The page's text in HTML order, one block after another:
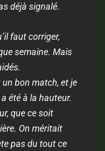
déjà signalé.
faut corriger,
semaine. Mais
un bon match, et je
été à la hauteur.
que ce soit
On méritait
pas du tout ce